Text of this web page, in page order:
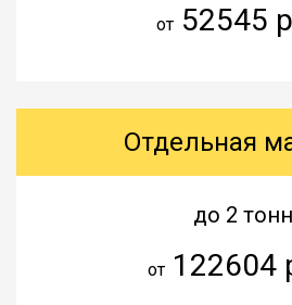
от52545
Отдельная
до 2 тонн
от122604